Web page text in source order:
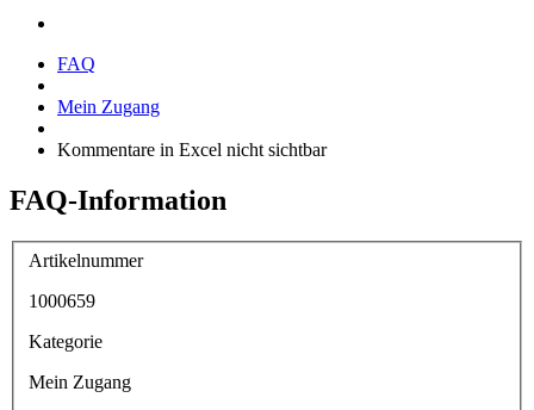
FAQ
Mein Zugang
Kommentare in Excel nicht sichtbar
FAQ-Information
Artikelnummer
1000659
Kategorie
Mein Zugang